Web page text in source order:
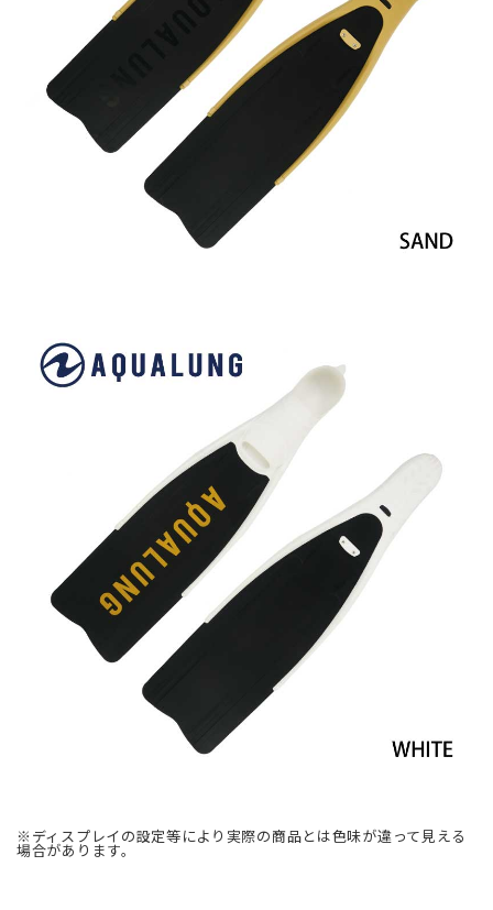
※ディスプレイの設定等により実際の商品とは色味が違って見える
場合があります。